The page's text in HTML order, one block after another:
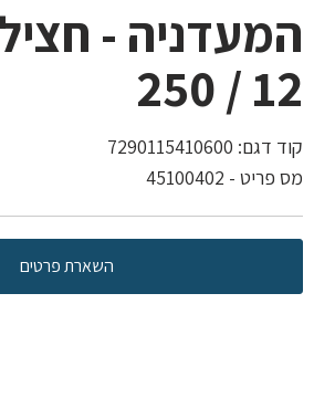
המעדניה -
12 / 250
קוד דגם: 7290115410600
מס פריט - 45100402
השארת פרטים